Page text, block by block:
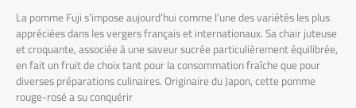
La pomme Fuji s’impose aujourd’hui comme l’une des variétés les plus
appréciées dans les vergers français et internationaux. Sa chair juteuse
et croquante, associée à une saveur sucrée particulièrement équilibrée,
en fait un fruit de choix tant pour la consommation fraîche que pour
diverses préparations culinaires. Originaire du Japon, cette pomme
rouge-rosé a su conquérir